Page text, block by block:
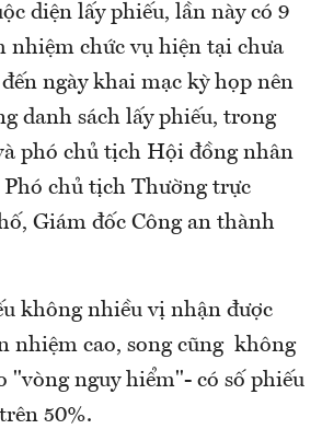
diện lấy phiếu, lần này có 9
nhiệm chức vụ hiện tại chưa
ngày khai mạc kỳ họp nên
danh sách lấy phiếu, trong
phó chủ tịch Hội đồng nhân
chủ tịch Thường trực
Giám đốc Công an thành
không nhiều vị nhận được
nhiệm cao, song cũng không
"vòng nguy hiểm"- có số phiếu
50%.